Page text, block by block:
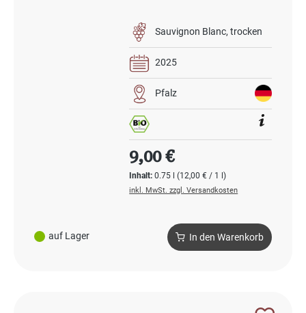
auf Lager
Sauvignon Blanc trocken
2025
Pfalz
Inhalt:0.75 l(12,00 € / 1 l)
Regulärer Preis:
9,00 €
inkl. MwSt. zzgl. Versandkosten
In den Warenkorb